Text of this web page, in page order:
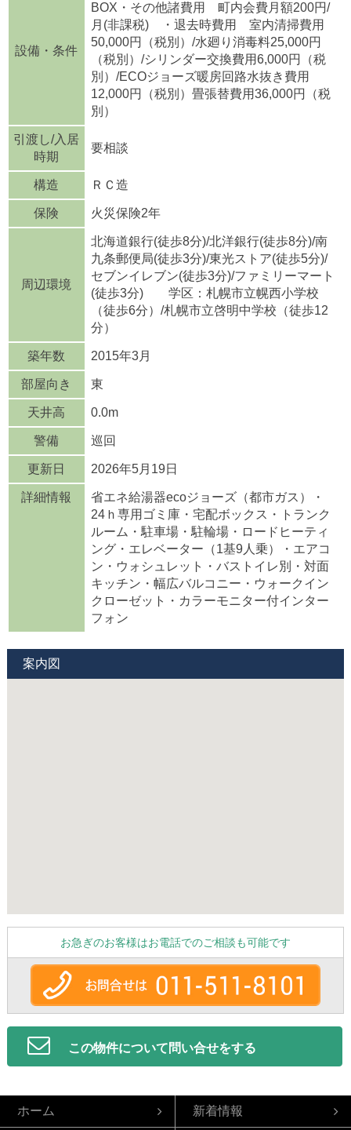
設備・条件
BOX・その他諸費用 町内会費月額200円/
月(非課税) ・退去時費用 室内清掃費用
50,000円（税別）/水廻り消毒料25,000円
（税別）/シリンダー交換費用6,000円（税
別）/ECOジョーズ暖房回路水抜き費用
12,000円（税別）畳張替費用36,000円（税
別）
引渡し/入居
時期
要相談
構造 ＲＣ造
保険 火災保険2年
周辺環境
北海道銀行(徒歩8分)/北洋銀行(徒歩8分)/南
九条郵便局(徒歩3分)/東光ストア(徒歩5分)/
セブンイレブン(徒歩3分)/ファミリーマート
(徒歩3分) 学区：札幌市立幌西小学校
（徒歩6分）/札幌市立啓明中学校（徒歩12
分）
築年数 2015年3月
部屋向き 東
天井高 0.0m
警備 巡回
更新日 2026年5月19日
詳細情報
省エネ給湯器ecoジョーズ（都市ガス）・
24ｈ専用ゴミ庫・宅配ボックス・トランク
ルーム・駐車場・駐輪場・ロードヒーティ
ング・エレベーター（1基9人乗）・エアコ
ン・ウォシュレット・バストイレ別・対面
キッチン・幅広バルコニー・ウォークイン
クローゼット・カラーモニター付インター
フォン
案内図
お急ぎのお客様はお電話でのご相談も可能です
この物件について問い合せをする
ホーム 新着情報